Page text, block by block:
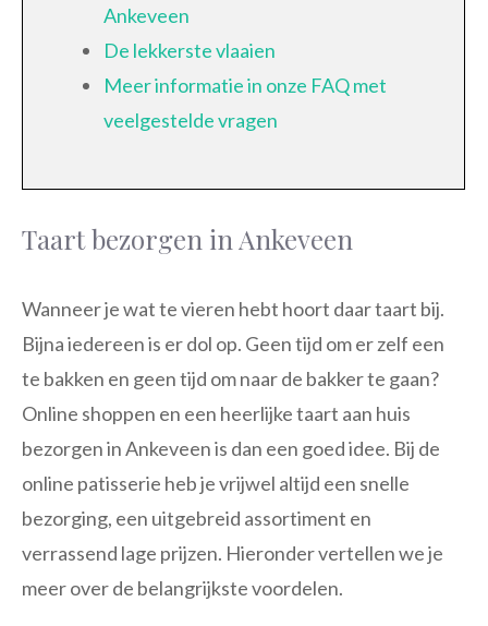
Ankeveen
De lekkerste vlaaien
Meer informatie in onze FAQ met
veelgestelde vragen
Taart bezorgen in Ankeveen
Wanneer je wat te vieren hebt hoort daar taart bij.
Bijna iedereen is er dol op. Geen tijd om er zelf een
te bakken en geen tijd om naar de bakker te gaan?
Online shoppen en een heerlijke taart aan huis
bezorgen in Ankeveen is dan een goed idee. Bij de
online patisserie heb je vrijwel altijd een snelle
bezorging, een uitgebreid assortiment en
verrassend lage prijzen. Hieronder vertellen we je
meer over de belangrijkste voordelen.